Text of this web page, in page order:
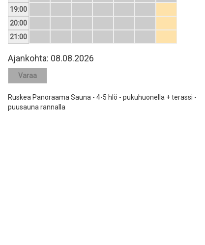
19:00
20:00
21:00
Ajankohta: 08.08.2026
Ruskea Panoraama Sauna - 4-5 hlö - pukuhuonella + terassi -
puusauna rannalla